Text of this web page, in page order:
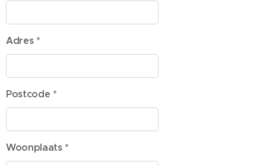
Adres *
Postcode *
Woonplaats *